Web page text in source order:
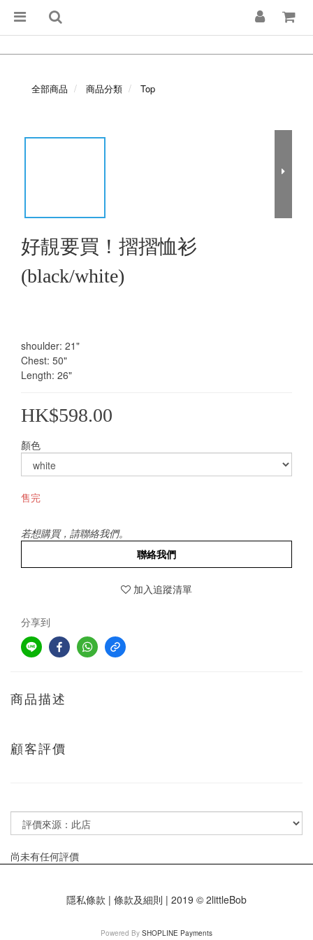
全部商品 商品分類 Top
好靚要買！摺摺恤衫
(black/white)
shoulder: 21"
Chest: 50"
Length: 26"
HK$598.00
顏色
售完
若想購買，請聯絡我們。
聯絡我們
加入追蹤清單
分享到
商品描述
顧客評價
尚未有任何評價
隱私條款 | 條款及細則 | 2019 © 2littleBob
Powered By SHOPLINE Payments